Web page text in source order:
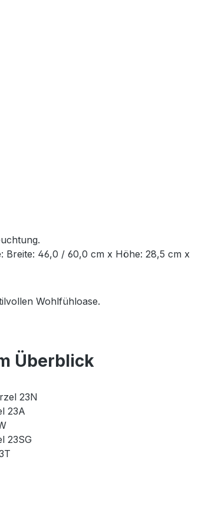
Breite: 46,0 / 60,0 cm x Höhe: 28,5 cm x
Wohlfühloase.
Überblick
23N
23A
23SG